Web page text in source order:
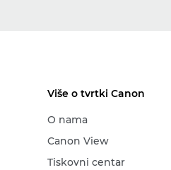
Više o tvrtki Canon
O nama
Canon View
Tiskovni centar